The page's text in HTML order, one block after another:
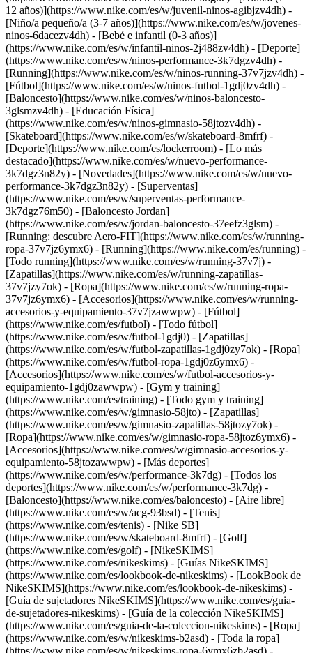
12 años)](https://www.nike.com/es/w/juvenil-ninos-agibjzv4dh) -
[Niño/a pequeño/a (3-7 años)](https://www.nike.com/es/w/jovenes-
ninos-6dacezv4dh) - [Bebé e infantil (0-3 años)]
(https://www.nike.com/es/w/infantil-ninos-2j488zv4dh) - [Deporte]
(https://www.nike.com/es/w/ninos-performance-3k7dgzv4dh) -
[Running](https://www.nike.com/es/w/ninos-running-37v7jzv4dh) -
[Fútbol](https://www.nike.com/es/w/ninos-futbol-1gdj0zv4dh) -
[Baloncesto](https://www.nike.com/es/w/ninos-baloncesto-
3glsmzv4dh) - [Educación Física]
(https://www.nike.com/es/w/ninos-gimnasio-58jtozv4dh) -
[Skateboard](https://www.nike.com/es/w/skateboard-8mfrf) -
[Deporte](https://www.nike.com/es/lockerroom) - [Lo más
destacado](https://www.nike.com/es/w/nuevo-performance-
3k7dgz3n82y) - [Novedades](https://www.nike.com/es/w/nuevo-
performance-3k7dgz3n82y) - [Superventas]
(https://www.nike.com/es/w/superventas-performance-
3k7dgz76m50) - [Baloncesto Jordan]
(https://www.nike.com/es/w/jordan-baloncesto-37eefz3glsm) -
[Running: descubre Aero-FIT](https://www.nike.com/es/w/running-
ropa-37v7jz6ymx6) - [Running](https://www.nike.com/es/running) -
[Todo running](https://www.nike.com/es/w/running-37v7j) -
[Zapatillas](https://www.nike.com/es/w/running-zapatillas-
37v7jzy7ok) - [Ropa](https://www.nike.com/es/w/running-ropa-
37v7jz6ymx6) - [Accesorios](https://www.nike.com/es/w/running-
accesorios-y-equipamiento-37v7jzawwpw) - [Fútbol]
(https://www.nike.com/es/futbol) - [Todo fútbol]
(https://www.nike.com/es/w/futbol-1gdj0) - [Zapatillas]
(https://www.nike.com/es/w/futbol-zapatillas-1gdj0zy7ok) - [Ropa]
(https://www.nike.com/es/w/futbol-ropa-1gdj0z6ymx6) -
[Accesorios](https://www.nike.com/es/w/futbol-accesorios-y-
equipamiento-1gdj0zawwpw) - [Gym y training]
(https://www.nike.com/es/training) - [Todo gym y training]
(https://www.nike.com/es/w/gimnasio-58jto) - [Zapatillas]
(https://www.nike.com/es/w/gimnasio-zapatillas-58jtozy7ok) -
[Ropa](https://www.nike.com/es/w/gimnasio-ropa-58jtoz6ymx6) -
[Accesorios](https://www.nike.com/es/w/gimnasio-accesorios-y-
equipamiento-58jtozawwpw) - [Más deportes]
(https://www.nike.com/es/w/performance-3k7dg) - [Todos los
deportes](https://www.nike.com/es/w/performance-3k7dg) -
[Baloncesto](https://www.nike.com/es/baloncesto) - [Aire libre]
(https://www.nike.com/es/w/acg-93bsd) - [Tenis]
(https://www.nike.com/es/tenis) - [Nike SB]
(https://www.nike.com/es/w/skateboard-8mfrf) - [Golf]
(https://www.nike.com/es/golf) - [NikeSKIMS]
(https://www.nike.com/es/nikeskims) - [Guías NikeSKIMS]
(https://www.nike.com/es/lookbook-de-nikeskims) - [LookBook de
NikeSKIMS](https://www.nike.com/es/lookbook-de-nikeskims) -
[Guía de sujetadores NikeSKIMS](https://www.nike.com/es/guia-
de-sujetadores-nikeskims) - [Guía de la colección NikeSKIMS]
(https://www.nike.com/es/guia-de-la-coleccion-nikeskims) - [Ropa]
(https://www.nike.com/es/w/nikeskims-b2asd) - [Toda la ropa]
(https://www.nike.com/es/w/nikeskims-ropa-6ymx6zb2asd) -